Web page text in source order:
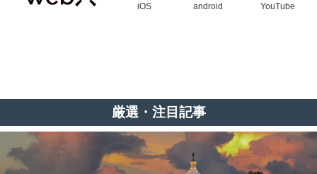
iOS android YouTube
厳選・注目記事